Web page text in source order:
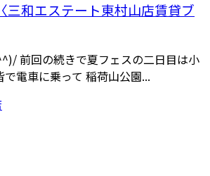
和エステート東村山店賃貸ブ
前回の続きで夏フェスの二日目は小
電車に乗って 稲荷山公園...